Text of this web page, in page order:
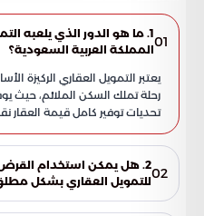
01 1. ما هو الدور الذي يلعبه
المملكة العربية السعودية؟
يعتبر التمويل العقاري الركيزة
رحلة تملك السكن الملائم، حيث
تحديات توفير كامل قيمة العقار
02 2. هل يمكن استخدام
للتمويل العقاري بشكل
لا، هذا الخيار ليس متاحاً بشكل